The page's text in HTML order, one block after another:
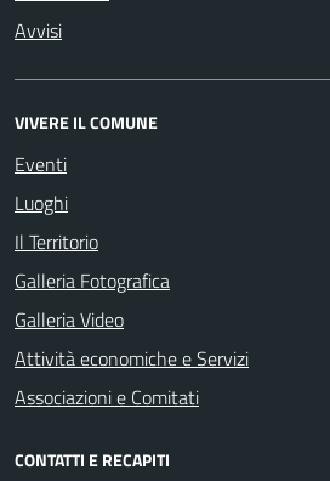
Avvisi
VIVERE IL COMUNE
Eventi
Luoghi
Il Territorio
Galleria Fotografica
Galleria Video
Attività economiche e Servizi
Associazioni e Comitati
CONTATTI E RECAPITI